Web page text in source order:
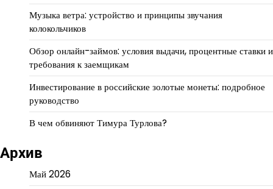
Музыка ветра: устройство и принципы звучания
колокольчиков
Обзор онлайн-займов: условия выдачи, процентные ставки и
требования к заемщикам
Инвестирование в российские золотые монеты: подробное
руководство
В чем обвиняют Тимура Турлова?
Архив
Май 2026